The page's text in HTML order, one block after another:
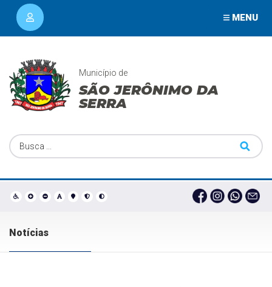
MENU
Município de
SÃO JERÔNIMO DA
SERRA
Notícias